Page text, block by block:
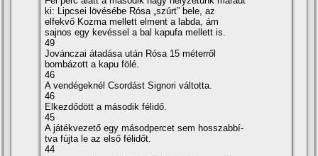
ki: Lipcsei lövésébe Rósa „szúrt” bele, az
elfekvő Kozma mellett elment a labda, ám
sajnos egy kevéssel a bal kapufa mellett is.
49
Jovánczai átadása után Rósa 15 méterről
bombázott a kapu fölé.
46
A vendégeknél Csordást Signori váltotta.
46
Elkezdődött a második félidő.
45
A játékvezető egy másodpercet sem hosszabbí­
tva fújta le az első félidőt.
44